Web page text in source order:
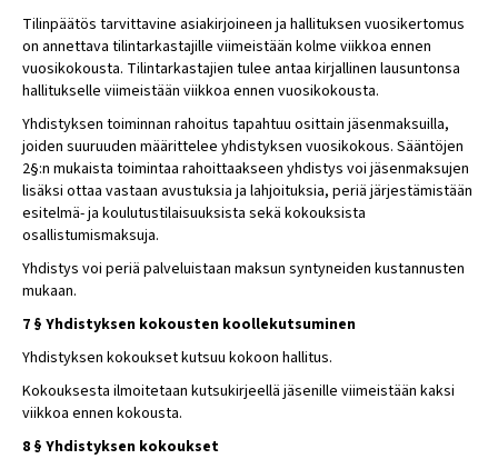
Tilinpäätös tarvittavine asiakirjoineen ja hallituksen vuosikertomus
on annettava tilintarkastajille viimeistään kolme viikkoa ennen
vuosikokousta. Tilintarkastajien tulee antaa kirjallinen lausuntonsa
hallitukselle viimeistään viikkoa ennen vuosikokousta.
Yhdistyksen toiminnan rahoitus tapahtuu osittain jäsenmaksuilla,
joiden suuruuden määrittelee yhdistyksen vuosikokous. Sääntöjen
2§:n mukaista toimintaa rahoittaakseen yhdistys voi jäsenmaksujen
lisäksi ottaa vastaan avustuksia ja lahjoituksia, periä järjestämistään
esitelmä- ja koulutustilaisuuksista sekä kokouksista
osallistumismaksuja.
Yhdistys voi periä palveluistaan maksun syntyneiden kustannusten
mukaan.
7 § Yhdistyksen kokousten koollekutsuminen
Yhdistyksen kokoukset kutsuu kokoon hallitus.
Kokouksesta ilmoitetaan kutsukirjeellä jäsenille viimeistään kaksi
viikkoa ennen kokousta.
8 § Yhdistyksen kokoukset